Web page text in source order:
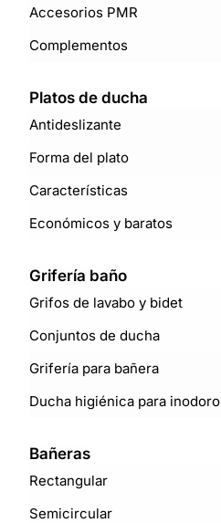
Accesorios PMR
Complementos
Platos de ducha
Antideslizante
Forma del plato
Características
Económicos y baratos
Grifería baño
Grifos de lavabo y bidet
Conjuntos de ducha
Grifería para bañera
Ducha higiénica para inodoro
Bañeras
Rectangular
Semicircular